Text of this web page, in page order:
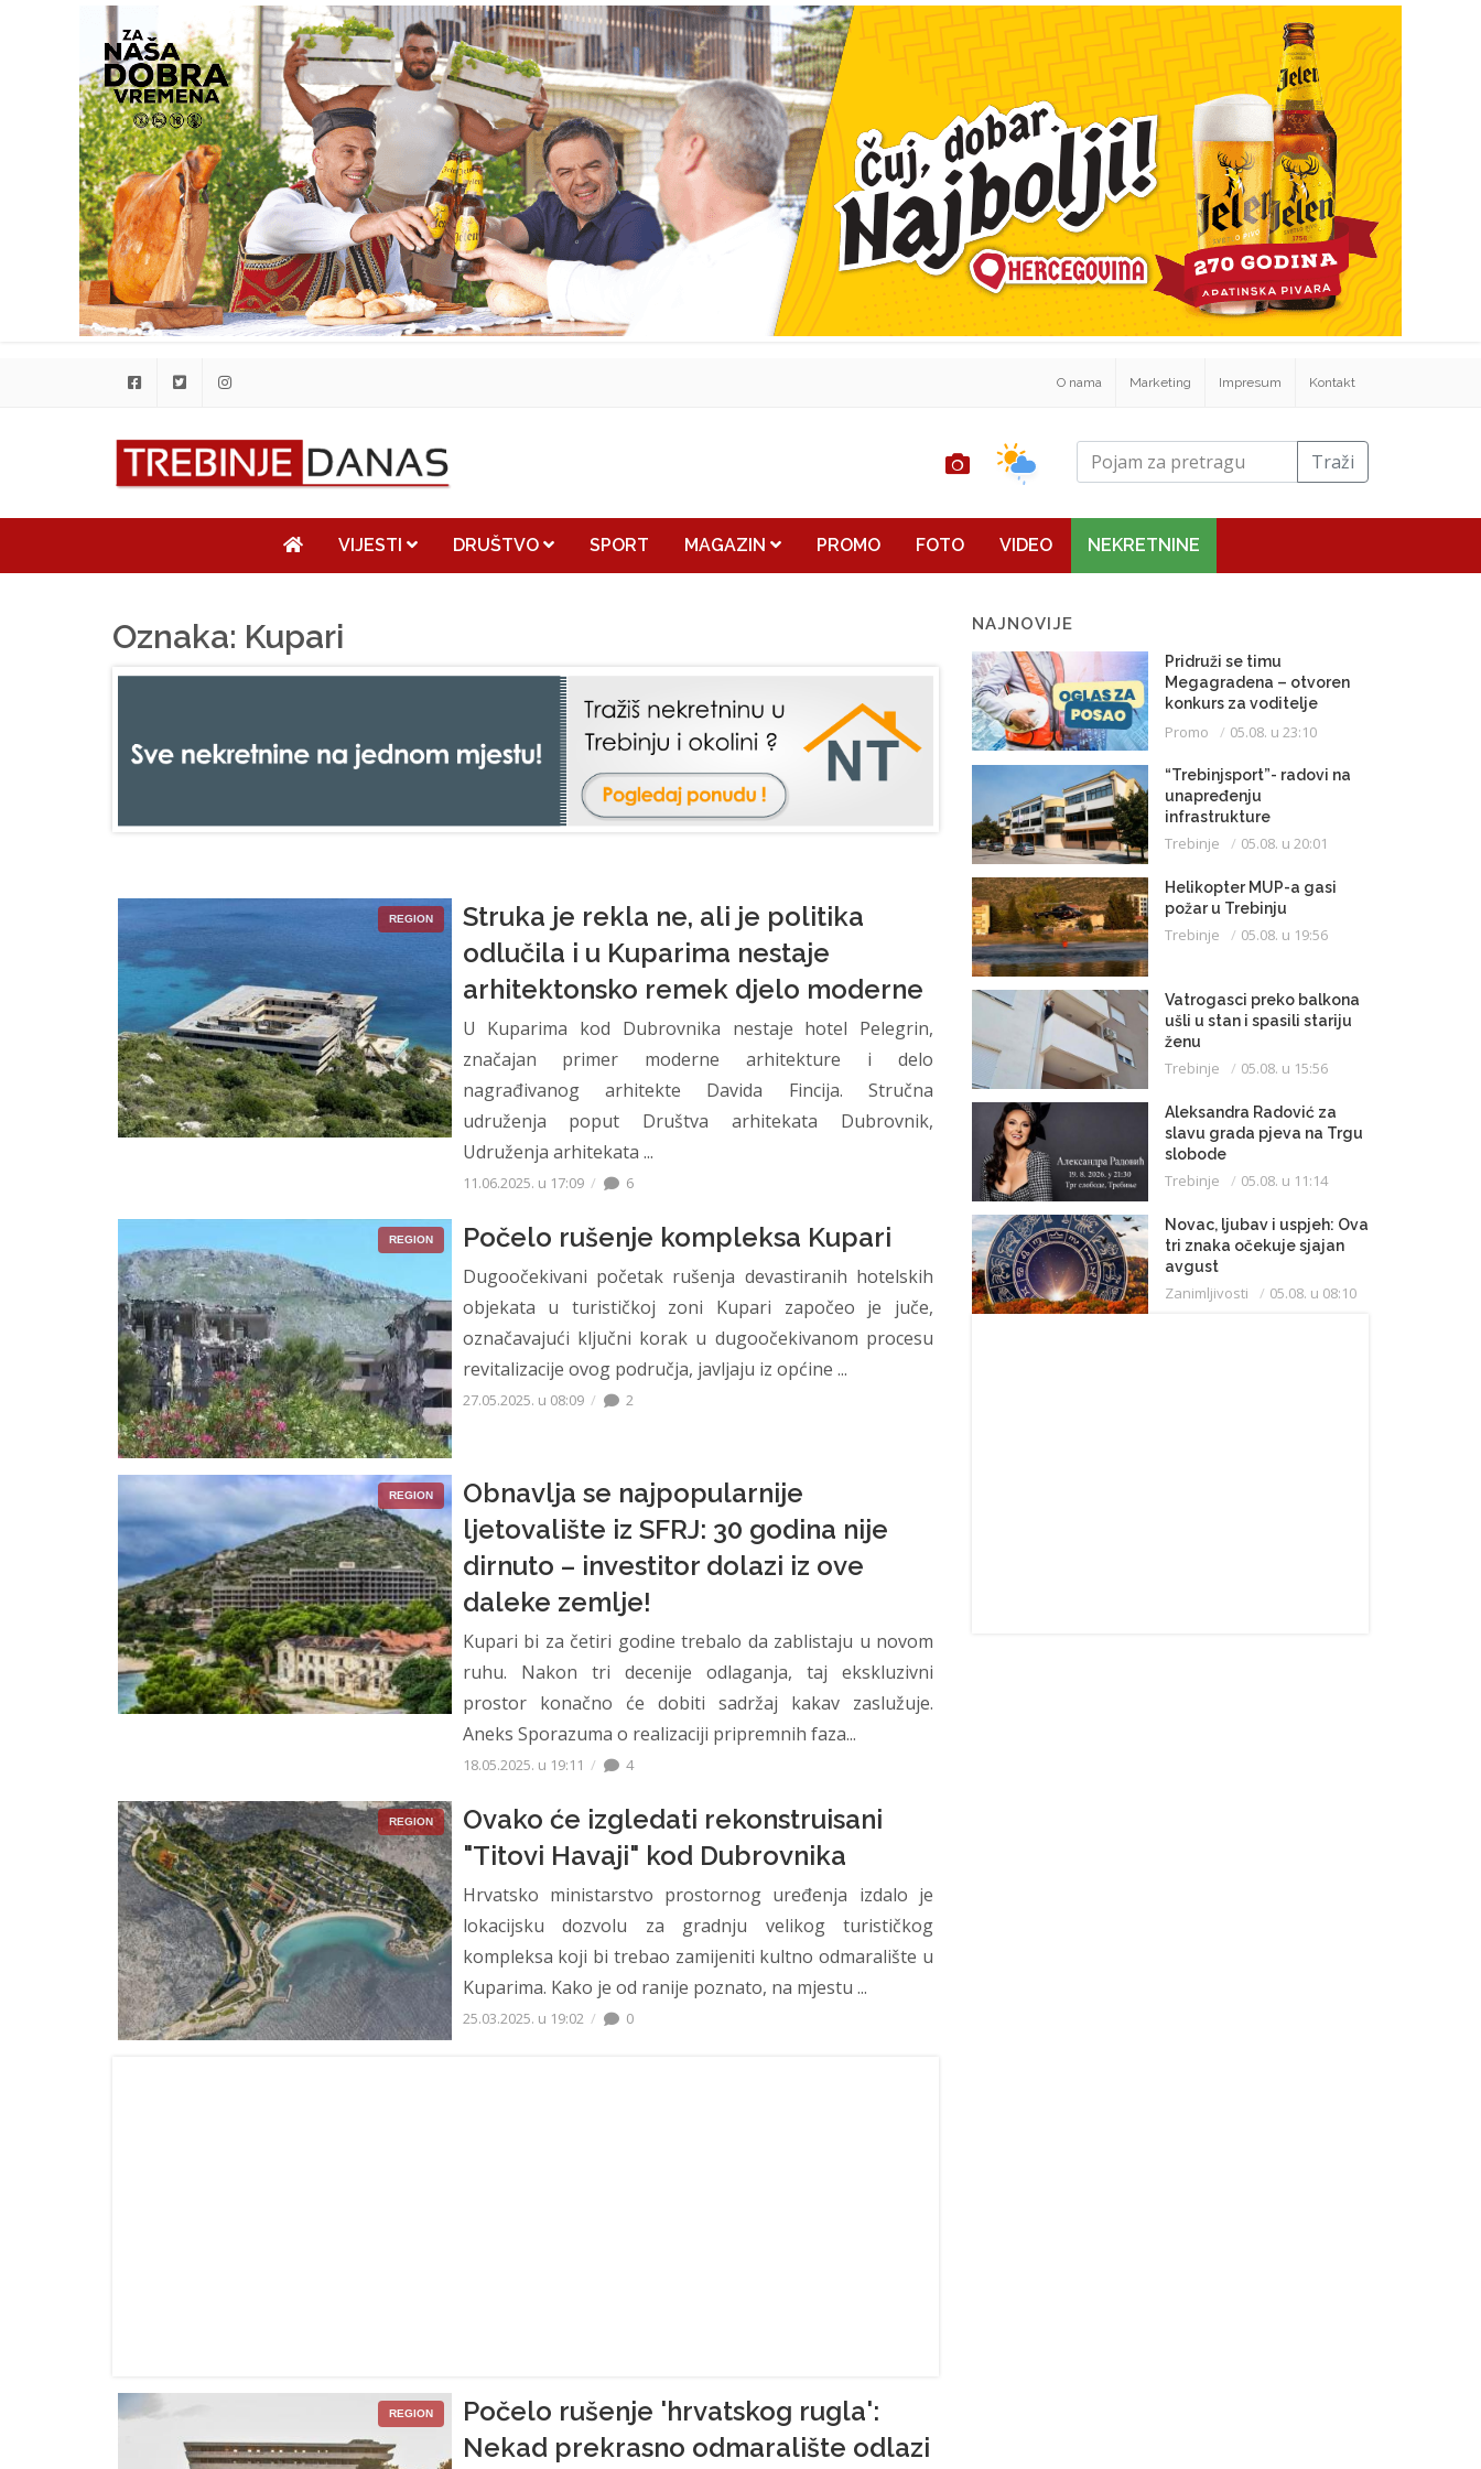
O nama Marketing Impresum Kontakt
Traži
VIJESTI DRUŠTVO SPORT MAGAZIN PROMO FOTO VIDEO NEKRETNINE
Oznaka: Kupari
REGION
Struka je rekla ne, ali je politika
odlučila i u Kuparima nestaje
arhitektonsko remek djelo moderne
U Kuparima kod Dubrovnika nestaje hotel Pelegrin,
značajan primer moderne arhitekture i delo
nagrađivanog arhitekte Davida Fincija. Stručna
udruženja poput Društva arhitekata Dubrovnik,
Udruženja arhitekata ...
11.06.2025. u 17:09 6
REGION Počelo rušenje kompleksa Kupari
Dugoočekivani početak rušenja devastiranih hotelskih
objekata u turističkoj zoni Kupari započeo je juče,
označavajući ključni korak u dugoočekivanom procesu
revitalizacije ovog područja, javljaju iz općine ...
27.05.2025. u 08:09 2
REGION
Obnavlja se najpopularnije
ljetovalište iz SFRJ: 30 godina nije
dirnuto – investitor dolazi iz ove
daleke zemlje!
Kupari bi za četiri godine trebalo da zablistaju u novom
ruhu. Nakon tri decenije odlaganja, taj ekskluzivni
prostor konačno će dobiti sadržaj kakav zaslužuje.
Aneks Sporazuma o realizaciji pripremnih faza...
18.05.2025. u 19:11 4
REGION
Ovako će izgledati rekonstruisani
"Titovi Havaji" kod Dubrovnika
Hrvatsko ministarstvo prostornog uređenja izdalo je
lokacijsku dozvolu za gradnju velikog turističkog
kompleksa koji bi trebao zamijeniti kultno odmaralište u
Kuparima. Kako je od ranije poznato, na mjestu ...
25.03.2025. u 19:02 0
REGION
Počelo rušenje 'hrvatskog rugla':
Nekad prekrasno odmaralište odlazi
NAJNOVIJE
Pridruži se timu
Megagradena – otvoren
konkurs za voditelje
gradilišta
Promo 05.08. u 23:10
“Trebinjsport”- radovi na
unapređenju
infrastrukture
Trebinje 05.08. u 20:01
Helikopter MUP-a gasi
požar u Trebinju
Trebinje 05.08. u 19:56
Vatrogasci preko balkona
ušli u stan i spasili stariju
ženu
Trebinje 05.08. u 15:56
Aleksandra Radović za
slavu grada pjeva na Trgu
slobode
Trebinje 05.08. u 11:14
Novac, ljubav i uspjeh: Ova
tri znaka očekuje sjajan
avgust
Zanimljivosti 05.08. u 08:10